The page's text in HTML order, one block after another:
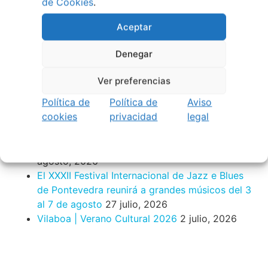
Aceptar
Denegar
Ver preferencias
Política de
cookies
Política de
privacidad
Aviso
legal
Berete Rock 2026 | Festival de Rock de
Noticias de Ourenseplan
Verano Cultural de Seixalbo 2026 31 mayo,
2026
A bailar! | Espectáculo en Baños de Molga 31
mayo, 2026